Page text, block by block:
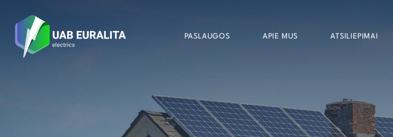
PASLAUGOS APIE MUS ATSILIEPIMAI